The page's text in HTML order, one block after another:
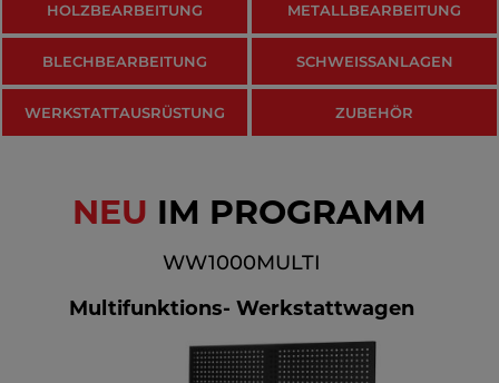
HOLZBEARBEITUNG METALLBEARBEITUNG
BLECHBEARBEITUNG SCHWEISSANLAGEN
WERKSTATTAUSRÜSTUNG ZUBEHÖR
NEU IM PROGRAMM
WW1000MULTI
Multifunktions- Werkstattwagen